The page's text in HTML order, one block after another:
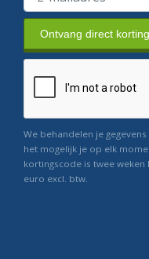
Ontvang direct korting
We behandelen je
het mogelijk je op elk
kortingscode is twee weken
euro excl. btw.